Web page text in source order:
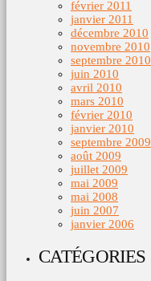
février 2011
janvier 2011
décembre 2010
novembre 2010
septembre 2010
juin 2010
avril 2010
mars 2010
février 2010
janvier 2010
septembre 2009
août 2009
juillet 2009
mai 2009
mai 2008
juin 2007
janvier 2006
CATÉGORIES